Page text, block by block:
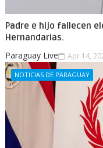
Padre e hijo fallecen
Hernandarias.
Paraguay Live Apr 14,
NOTICIAS DE PARAGUAY